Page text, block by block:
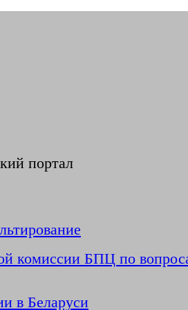
портал
комиссии БПЦ по
в Беларуси